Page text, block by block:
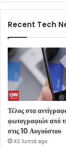
Recent Tech
Τέλος στα
φωτογραφιών από
στις 10 Αυγούστου
42 λεπτά ago